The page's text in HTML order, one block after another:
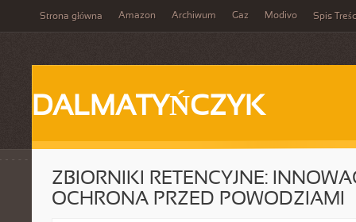
Strona główna Amazon Archiwum Gaz Modivo Spis
DALMATYŃCZYK
ZBIORNIKI RETENCYJNE:
OCHRONA PRZED POWODZIAMI